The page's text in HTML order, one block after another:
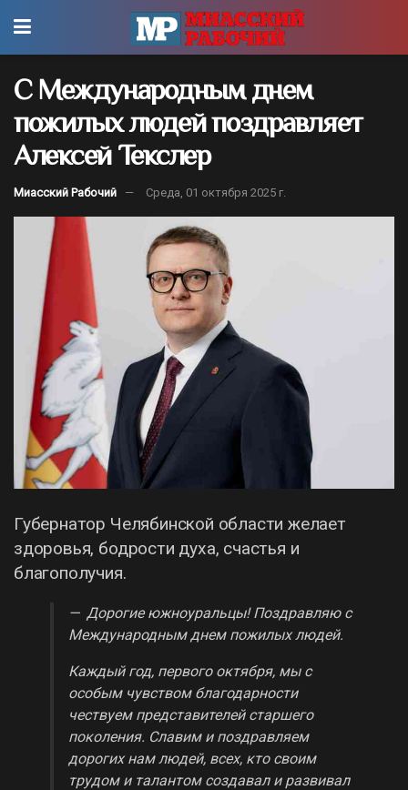
С Международным днем
пожилых людей поздравляет
Алексей Текслер
Миасский Рабочий Среда, 01 октября 2025 г.
Губернатор Челябинской области желает
здоровья, бодрости духа, счастья и
благополучия.
— Дорогие южноуральцы! Поздравляю с
Международным днем пожилых людей.
Каждый год, первого октября, мы с
особым чувством благодарности
чествуем представителей старшего
поколения. Славим и поздравляем
дорогих нам людей, всех, кто своим
трудом и талантом создавал и развивал